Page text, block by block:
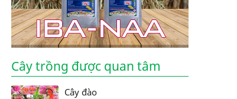
Cây trồng được quan tâm
Cây đào